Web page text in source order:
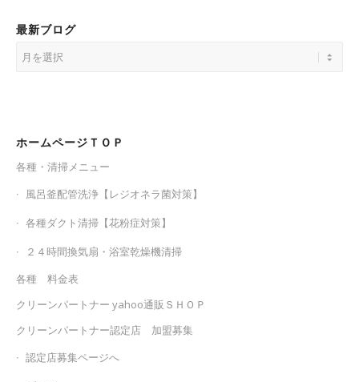
最新ブログ
ホームページＴＯＰ
各種・清掃メニュー
風呂釜配管洗浄【レジオネラ菌対策】
各種ダクト清掃【花粉症対策】
２４時間換気扇・浴室乾燥機清掃
各種 料金表
クリーンパートナー yahoo通販ＳＨＯＰ
クリーンパートナー認定店 加盟募集
認定店募集ページへ